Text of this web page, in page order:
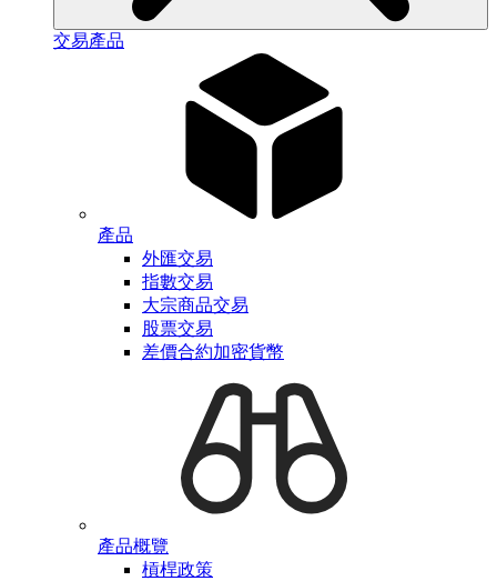
交易產品
產品
外匯交易
指數交易
大宗商品交易
股票交易
差價合約加密貨幣
產品概覽
槓桿政策